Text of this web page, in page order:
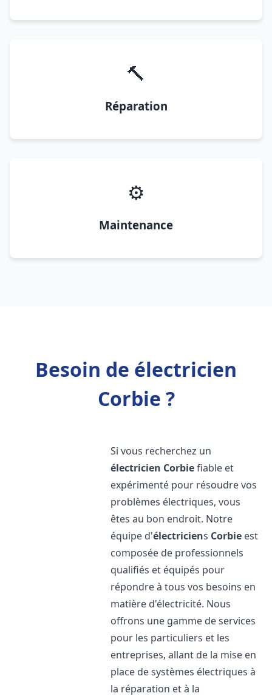
🔨
Réparation
⚙️
Maintenance
Besoin de électricien
Corbie ?
Si vous recherchez un
électricien Corbiefiable et
expérimenté pour résoudre vos
problèmes électriques, vous
êtes au bon endroit. Notre
équipe d'électriciens Corbie est
composée de professionnels
qualifiés et équipés pour
répondre à tous vos besoins en
matière d'électricité. Nous
offrons une gamme de services
pour les particuliers et les
entreprises, allant de la mise en
place de systèmes électriques à
la réparation et à la